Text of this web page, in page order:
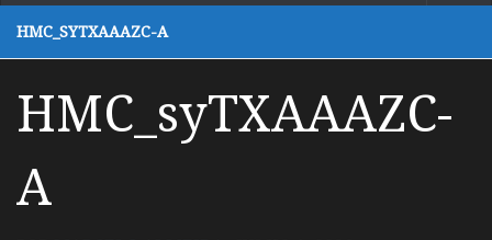
HMC_SYTXAAAZC-A
HMC_syTXAAAZC-
A